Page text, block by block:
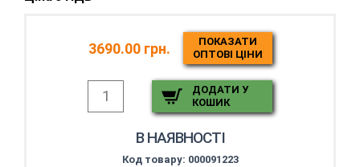
3690.00 грн.
ПОКАЗАТИ
ОПТОВІ ЦІНИ
ДОДАТИ У
КОШИК
В НАЯВНОСТІ
Код товару: 000091223